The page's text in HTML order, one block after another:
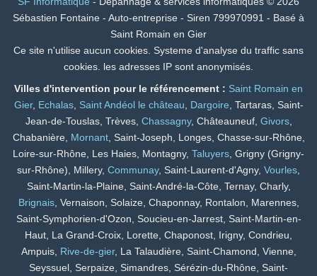
Sébastien Fontaine - Auto-entreprise - Siren 799970991 - Basé à
Saint Romain en Gier
Ce site n'utilise aucun cookies. Systeme d'analyse du traffic sans
cookies. les adresses IP sont anonymisés.
Villes d'intervention pour le référencement : Saint Romain en
Gier, Echalas, Saint Andéol le château Dargoire , Tartaras, Saint-
Jean-de-Touslas, Trèves, Chassagny, Châteauneuf, Givors,
Chabanière, Mornant, Saint-Joseph, Longes, Chasse-sur-Rhône,
Loire-sur-Rhône, Les Haies, Montagny, Taluyers , Grigny (Grigny-
sur-Rhône), Millery, Communay, Saint-Laurent-d'Agny, Vourles
Saint-Martin-la-Plaine, Saint-André-la-Côte, Ternay, Charly,
Brignais, Vernaison, Solaize, Chaponnay, Rontalon, Marennes,
Saint-Symphorien-d'Ozon, Soucieu-en-Jarrest, Saint-Martin-en-
Haut, La Grand-Croix, Lorette, Chaponost, Irigny, Condrieu,
Ampuis, Rive-de-gier, La Talaudière, Saint-Chamond, Vienne,
Seyssuel, Serpaize, Simandres, Sérézin-du-Rhône, Saint-